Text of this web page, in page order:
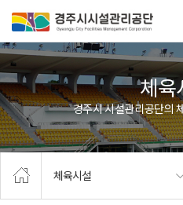
체육
경주시 시설관리공단의
체육시설